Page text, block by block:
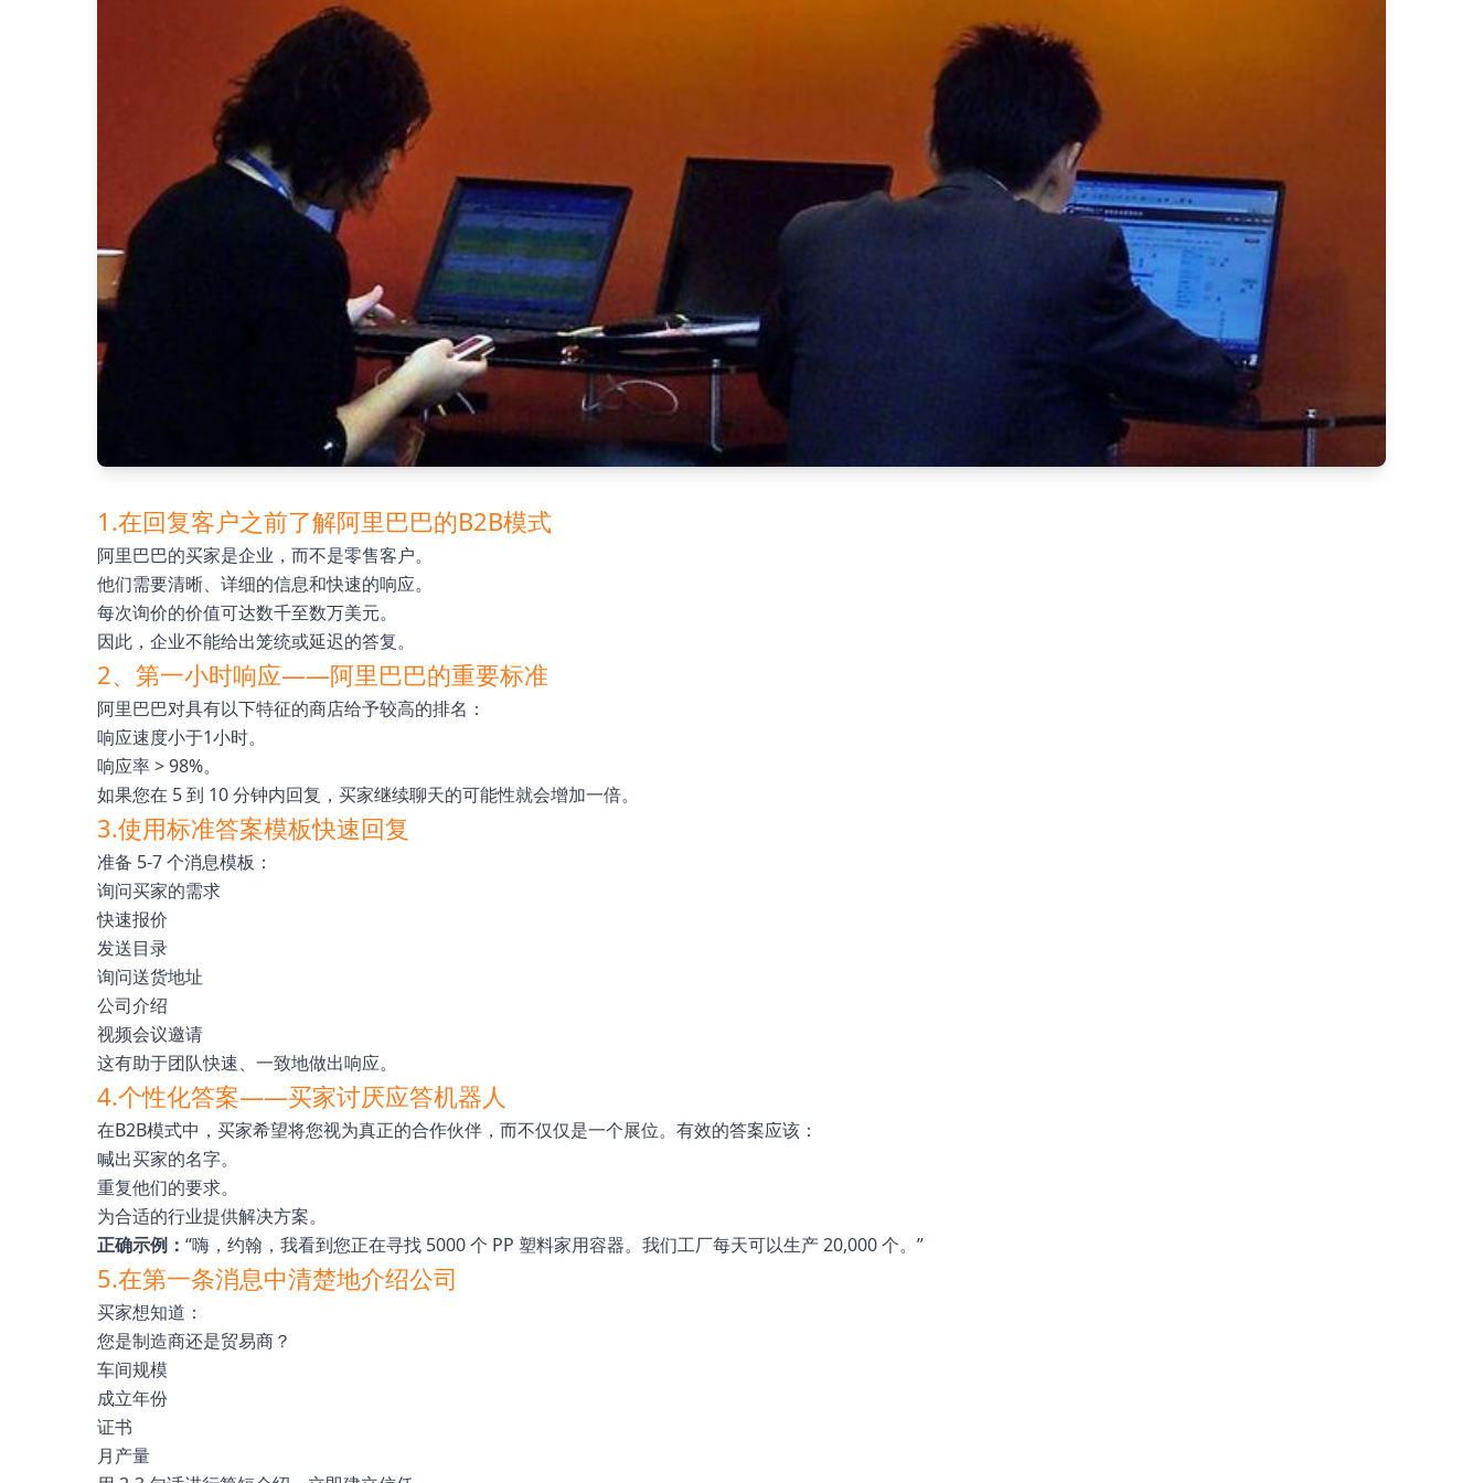
1.在回复客户之前了解阿里巴巴的B2B模式
阿里巴巴的买家是企业，而不是零售客户。
他们需要清晰、详细的信息和快速的响应。
每次询价的价值可达数千至数万美元。
因此，企业不能给出笼统或延迟的答复。
2、第一小时响应——阿里巴巴的重要标准
阿里巴巴对具有以下特征的商店给予较高的排名：
响应速度小于1小时。
响应率 > 98%。
如果您在 5 到 10 分钟内回复，买家继续聊天的可能性就会增加一倍。
3.使用标准答案模板快速回复
准备 5-7 个消息模板：
询问买家的需求
快速报价
发送目录
询问送货地址
公司介绍
视频会议邀请
这有助于团队快速、一致地做出响应。
4.个性化答案——买家讨厌应答机器人
在B2B模式中，买家希望将您视为真正的合作伙伴，而不仅仅是一个展位。有效的答案应该：
喊出买家的名字。
重复他们的要求。
为合适的行业提供解决方案。
正确示例： “嗨，约翰，我看到您正在寻找 5000 个 PP 塑料家用容器。我们工厂每天可以生产 20,000 个。”
5.在第一条消息中清楚地介绍公司
买家想知道：
您是制造商还是贸易商？
车间规模
成立年份
证书
月产量